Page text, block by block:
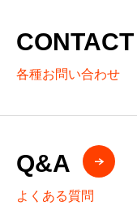
CONTACT
各種お問い合わせ
Q&A
よくある質問